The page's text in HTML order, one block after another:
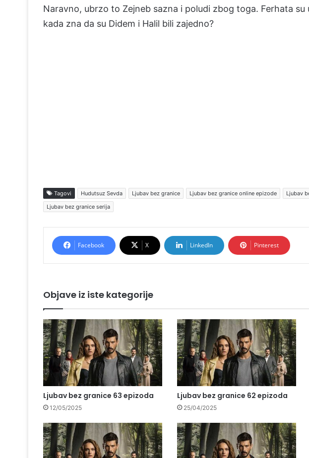
Naravno, ubrzo to Zejneb sazna i poludi zbog toga. Ferhata su
kada zna da su Didem i Halil bili zajedno?
Tagovi Hudutsuz Sevda Ljubav bez granice Ljubav bez granice online epizode
Ljubav
Ljubav bez granice serija
Facebook X LinkedIn Pinterest
Objave iz iste kategorije
Ljubav bez granice 63 epizoda
12/05/2025
Ljubav bez granice 62 epizoda
25/04/2025